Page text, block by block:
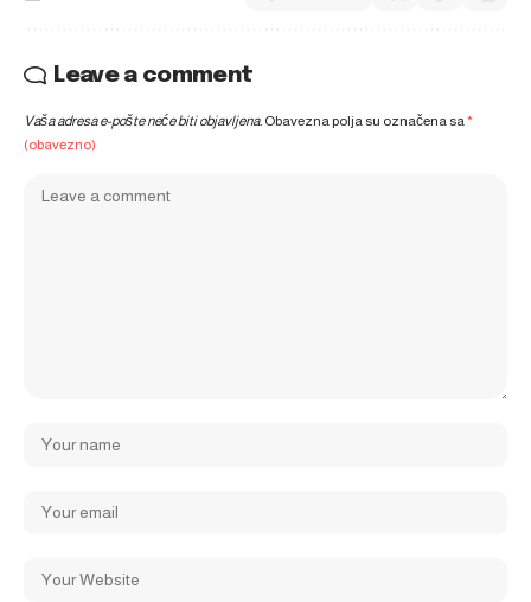
Leave a comment
Vaša adresa e-pošte neće biti objavljena. Obavezna polja su označena sa*
(obavezno)